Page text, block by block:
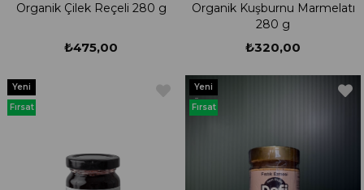
Organik Çilek Reçeli 280 g
₺475,00
Organik Kuşburnu Marmelatı
280 g
₺320,00
Yeni
Ürün
Fırsat
Yeni
Ürün
Fırsat